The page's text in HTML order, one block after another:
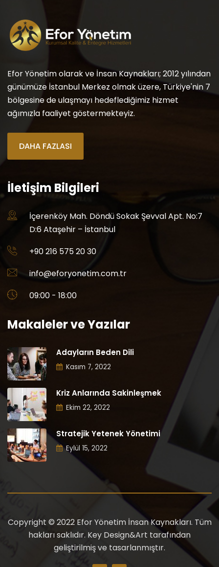
Efor Yönetim olarak ve İnsan Kaynakları; 2012 yılından
günümüze İstanbul Merkez olmak üzere, Türkiye'nin 7
bölgesine de ulaşmayı hedeflediğimiz hizmet
ağımızla faaliyet göstermekteyiz.
DAHA FAZLASI
İletişim Bilgileri
İçerenköy Mah. Döndü Sokak Şevval Apt. No:7
D:6 Ataşehir – İstanbul
+90 216 575 20 30
info@eforyonetim.com.tr
09:00 - 18:00
Makaleler ve Yazılar
Adayların Beden Dili
Kasım 7, 2022
Kriz Anlarında Sakinleşmek
Ekim 22, 2022
Stratejik Yetenek Yönetimi
Eylül 15, 2022
Copyright © 2022 Efor Yönetim İnsan Kaynakları. Tüm
hakları saklıdır. Key Design&Art tarafından
geliştirilmiş ve tasarlanmıştır.